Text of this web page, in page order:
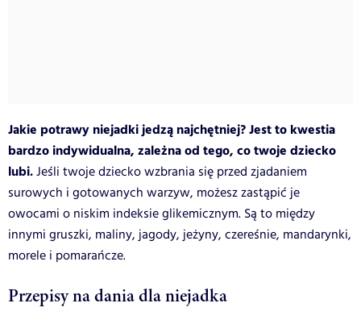
Jakie potrawy niejadki jedzą najchętniej? Jest to kwestia
bardzo indywidualna, zależna od tego, co twoje dziecko
lubi.Jeśli twoje dziecko wzbrania się przed zjadaniem
surowych i gotowanych warzyw, możesz zastąpić je
owocami o niskim indeksie glikemicznym. Są to między
innymi gruszki, maliny, jagody, jeżyny, czereśnie, mandarynki,
morele i pomarańcze.
Przepisy na dania dla niejadka